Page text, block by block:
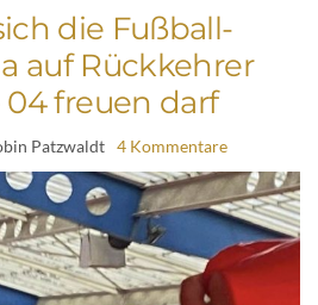
die Fußball-
auf Rückkehrer
04 freuen darf
Patzwaldt 4 Kommentare